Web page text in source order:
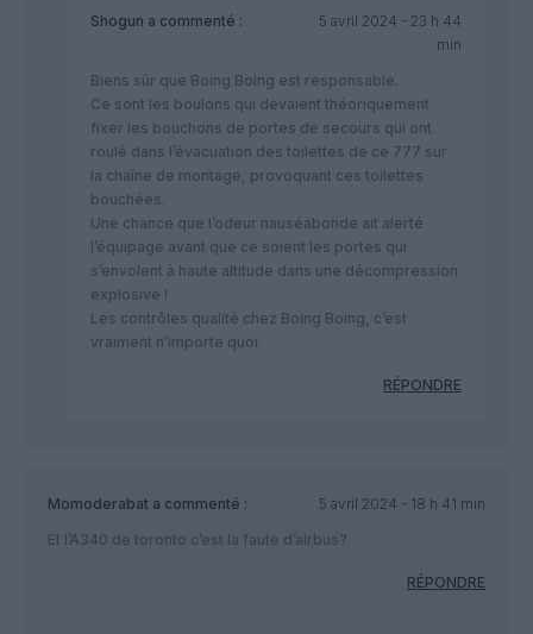
Shogun a commenté :
5 avril 2024 - 23 h 44
min
Biens sûr que Boing Boing est responsable.
Ce sont les boulons qui devaient théoriquement
fixer les bouchons de portes de secours qui ont
roulé dans l’évacuation des toilettes de ce 777 sur
la chaîne de montage, provoquant ces toilettes
bouchées.
Une chance que l’odeur nauséabonde ait alerté
l’équipage avant que ce soient les portes qui
s’envolent à haute altitude dans une décompression
explosive !
Les contrôles qualité chez Boing Boing, c’est
vraiment n’importe quoi.
RÉPONDRE
Momoderabat a commenté :
5 avril 2024 - 18 h 41 min
Et l’A340 de toronto c’est la faute d’airbus?
RÉPONDRE